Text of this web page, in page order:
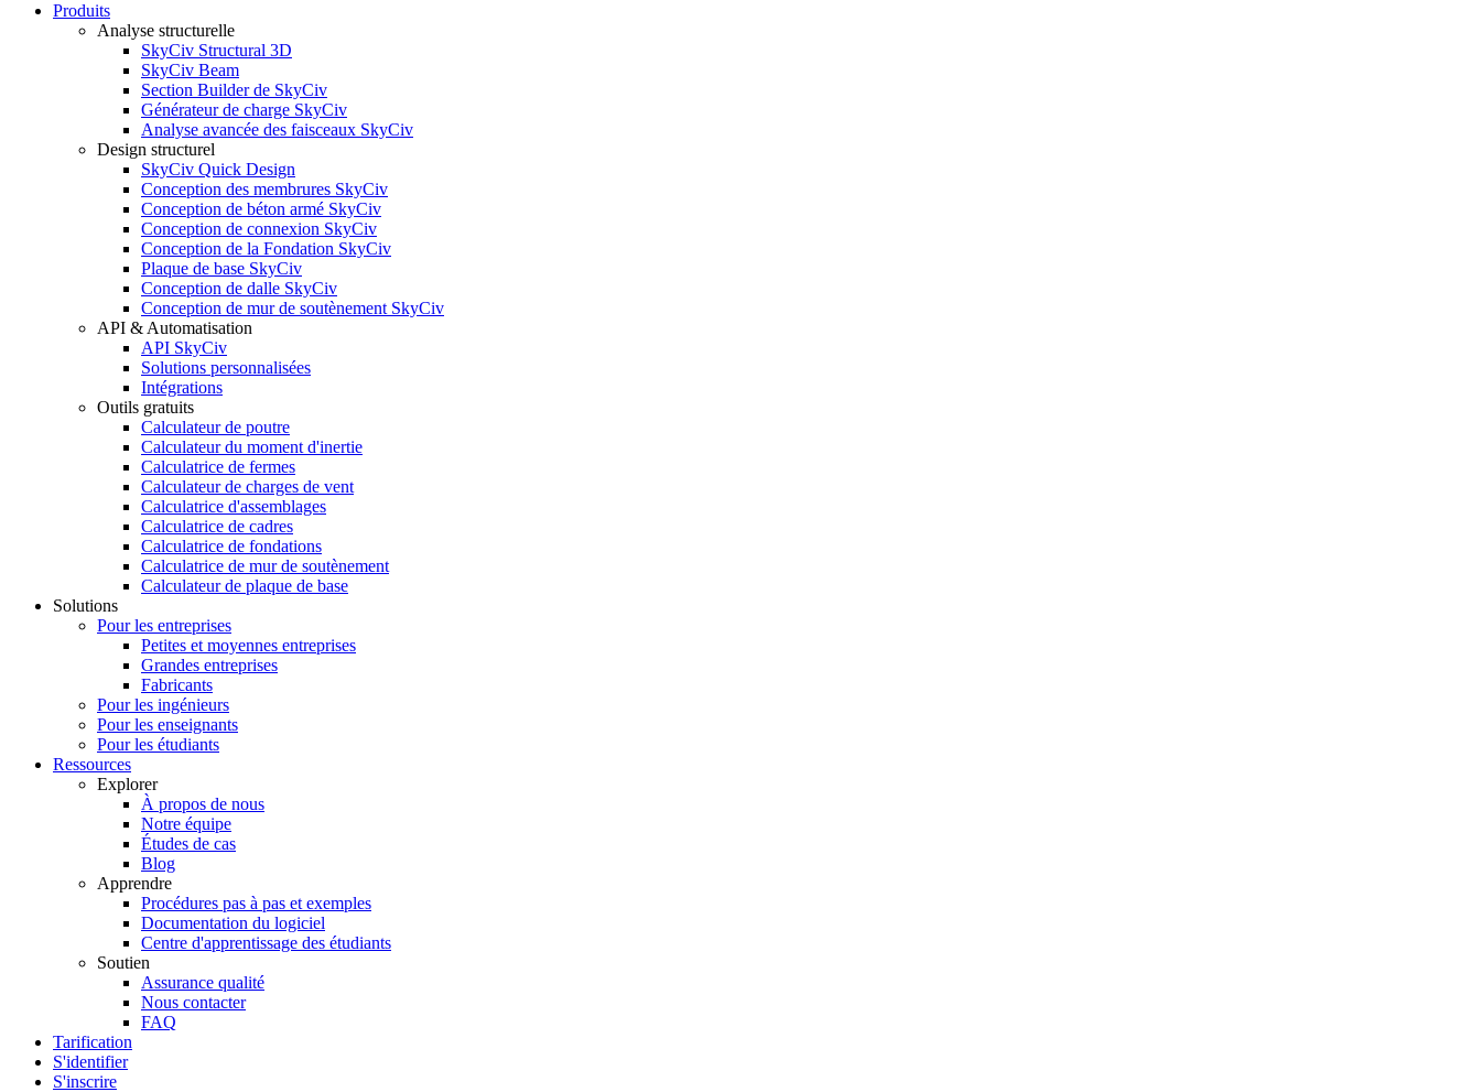
Produits
Analyse structurelle
SkyCiv Structural 3D
SkyCiv Beam
Section Builder de SkyCiv
Générateur de charge SkyCiv
Analyse avancée des faisceaux SkyCiv
Design structurel
SkyCiv Quick Design
Conception des membrures SkyCiv
Conception de béton armé SkyCiv
Conception de connexion SkyCiv
Conception de la Fondation SkyCiv
Plaque de base SkyCiv
Conception de dalle SkyCiv
Conception de mur de soutènement SkyCiv
API & Automatisation
API SkyCiv
Solutions personnalisées
Intégrations
Outils gratuits
Calculateur de poutre
Calculateur du moment d'inertie
Calculatrice de fermes
Calculateur de charges de vent
Calculatrice d'assemblages
Calculatrice de cadres
Calculatrice de fondations
Calculatrice de mur de soutènement
Calculateur de plaque de base
Solutions
Pour les entreprises
Petites et moyennes entreprises
Grandes entreprises
Fabricants
Pour les ingénieurs
Pour les enseignants
Pour les étudiants
Ressources
Explorer
À propos de nous
Notre équipe
Études de cas
Blog
Apprendre
Procédures pas à pas et exemples
Documentation du logiciel
Centre d'apprentissage des étudiants
Soutien
Assurance qualité
Nous contacter
FAQ
Tarification
S'identifier
S'inscrire